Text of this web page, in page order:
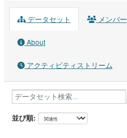
データセット メンバー
About
アクティビティストリーム
並び順